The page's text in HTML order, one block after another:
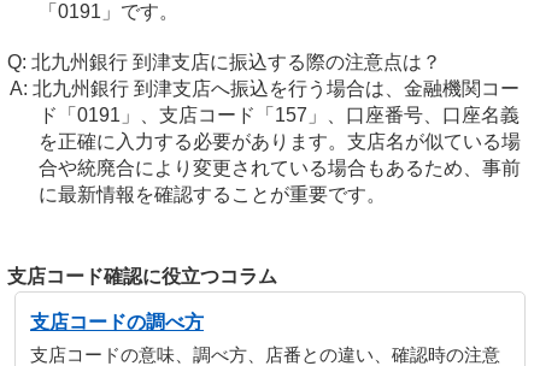
「0191」です。
北九州銀行 到津支店に振込する際の注意点は？
北九州銀行 到津支店へ振込を行う場合は、金融機関コー
ド「0191」、支店コード「157」、口座番号、口座名義
を正確に入力する必要があります。支店名が似ている場
合や統廃合により変更されている場合もあるため、事前
に最新情報を確認することが重要です。
支店コード確認に役立つコラム
支店コードの調べ方
支店コードの意味、調べ方、店番との違い、確認時の注意